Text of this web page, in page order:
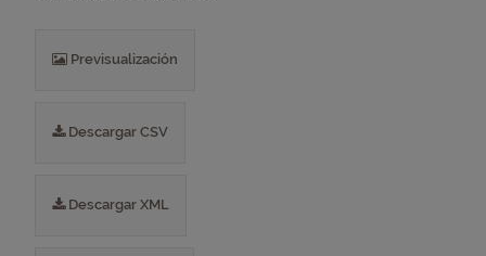
Previsualización
Descargar CSV
Descargar XML